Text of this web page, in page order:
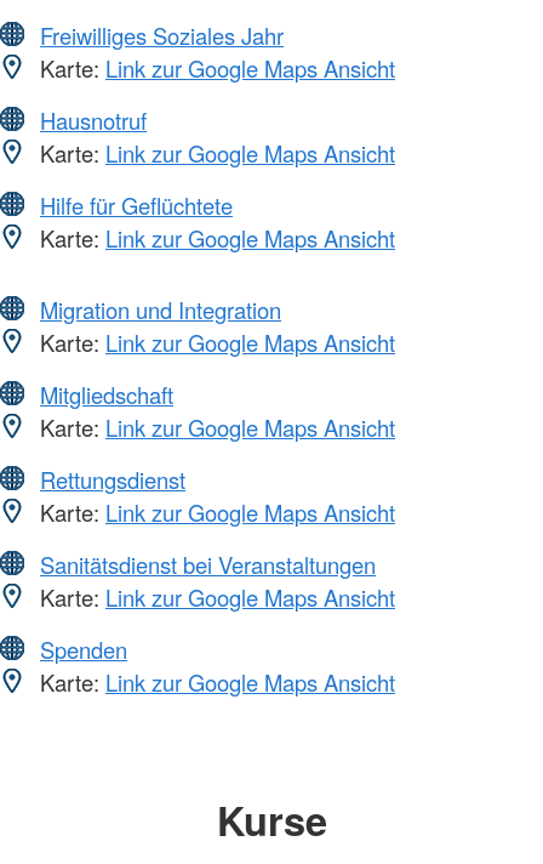
Freiwilliges Soziales Jahr
Karte: Link zur Google Maps Ansicht
Hausnotruf
Karte: Link zur Google Maps Ansicht
Hilfe für Geflüchtete
Karte: Link zur Google Maps Ansicht
Migration und Integration
Karte: Link zur Google Maps Ansicht
Mitgliedschaft
Karte: Link zur Google Maps Ansicht
Rettungsdienst
Karte: Link zur Google Maps Ansicht
Sanitätsdienst bei Veranstaltungen
Karte: Link zur Google Maps Ansicht
Spenden
Karte: Link zur Google Maps Ansicht
Kurse